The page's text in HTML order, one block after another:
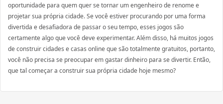
oportunidade para quem quer se tornar um engenheiro de renome e
projetar sua própria cidade. Se você estiver procurando por uma forma
divertida e desafiadora de passar o seu tempo, esses jogos são
certamente algo que você deve experimentar. Além disso, há muitos jogos
de construir cidades e casas online que são totalmente gratuitos, portanto,
você não precisa se preocupar em gastar dinheiro para se divertir. Então,
que tal começar a construir sua própria cidade hoje mesmo?